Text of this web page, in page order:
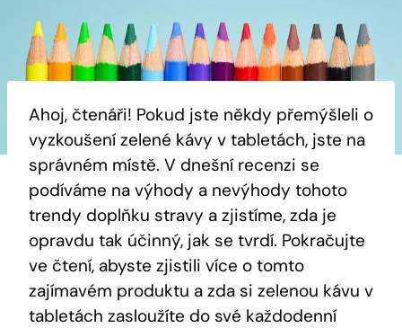
Ahoj, čtenáři! Pokud jste někdy přemýšleli o
vyzkoušení zelené kávy v tabletách, jste na
správném místě. V dnešní recenzi se
podíváme na výhody a nevýhody tohoto
trendy doplňku stravy a zjistíme, zda je
opravdu tak účinný, jak se tvrdí. Pokračujte
ve čtení, abyste zjistili více o tomto
zajímavém produktu a zda si zelenou kávu v
tabletách zasloužíte do své každodenní